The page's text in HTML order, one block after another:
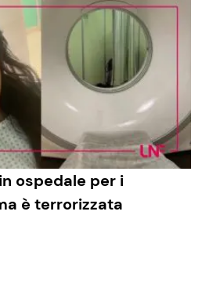
ospedale per i
è terrorizzata